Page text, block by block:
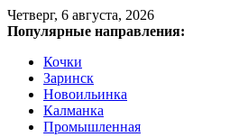
Четверг, 6 августа, 2026
Популярные направления:
Кочки
Заринск
Новоильинка
Калманка
Промышленная